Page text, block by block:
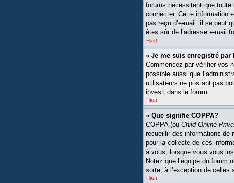
forums nécessitent que toute
connecter. Cette information
pas reçu d’e-mail, il se peut
êtes sûr de l’adresse e-mail
Haut
» Je me suis enregistré
Commencez par vérifier vos
possible aussi que
utilisateurs ne postant pas
investi dans le forum.
Haut
» Que signifie COPPA?
COPPA (ou Child Online
recueillir des informations de
pour la collecte de ces
à vous, lorsque vous vous
Notez que l’équipe du
sorte, à l’exception de celles
Haut